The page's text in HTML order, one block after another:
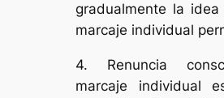
gradualmente la
marcaje individual
4. Renuncia
marcaje individual